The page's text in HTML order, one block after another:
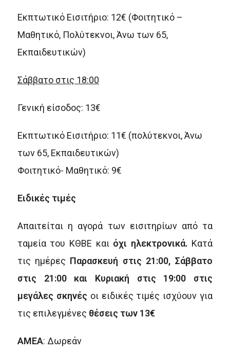
Εκπτωτικό Εισιτήριο: 12€ (Φοιτητικό –
Μαθητικό, Πολύτεκνοι, Άνω των 65,
Εκπαιδευτικών)
Σάββατο στις 18:00
Γενική είσοδος: 13€
Εκπτωτικό Εισιτήριο: 11€ (πολύτεκνοι, Άνω
των 65, Εκπαιδευτικών)
Φοιτητικό- Μαθητικό: 9€
Ειδικές τιμές
Απαιτείται η αγορά των εισιτηρίων από τα
ταμεία του ΚΘΒΕ και όχι ηλεκτρονικά. Κατά
τις ημέρες Παρασκευή στις 21:00, Σάββατο
στις 21:00 και Κυριακή στις 19:00 στις
μεγάλες σκηνές οι ειδικές τιμές ισχύουν για
τις επιλεγμένες θέσεις των 13€
ΑΜΕΑ: Δωρεάν